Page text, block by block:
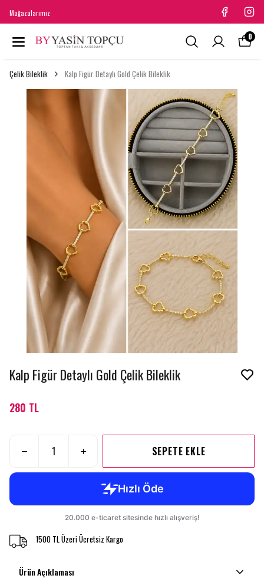
Mağazalarımız
0
Çelik Bileklik Kalp Figür Detaylı Gold Çelik Bileklik
Kalp Figür Detaylı Gold Çelik Bileklik
280 TL
SEPETE EKLE
1500 TL Üzeri Ücretsiz Kargo
Ürün Açıklaması